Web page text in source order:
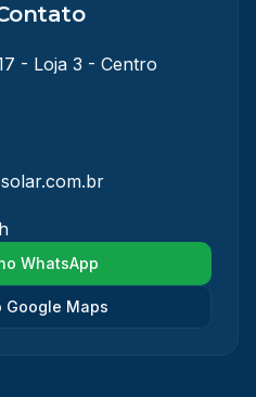
- Loja 3 - Centro
WhatsApp
Google Maps